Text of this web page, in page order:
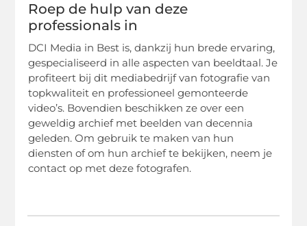
Roep de hulp van deze
professionals in
DCI Media in Best is, dankzij hun brede ervaring,
gespecialiseerd in alle aspecten van beeldtaal. Je
profiteert bij dit mediabedrijf van fotografie van
topkwaliteit en professioneel gemonteerde
video’s. Bovendien beschikken ze over een
geweldig archief met beelden van decennia
geleden. Om gebruik te maken van hun
diensten of om hun archief te bekijken, neem je
contact op met deze fotografen.